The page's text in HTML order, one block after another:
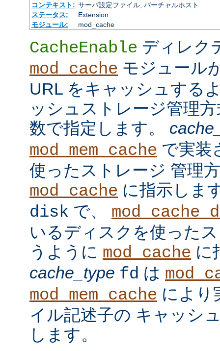
コンテキスト: サーバ設定ファイル, バーチャルホスト
ステータス:
Extension
モジュール:
mod_cache
CacheEnable ディレク
mod_cache モジュール
URL をキャッシュする
ッシュストレージ管理
数で指定します。
mod_mem_cache で実装
使ったストレージ 管理
mod_cache に指示しま
disk で、
いるディスクを使った
うように mod_cache に
cache_type fd は
mod_mem_cache により
イル記述子の キャッシ
します。